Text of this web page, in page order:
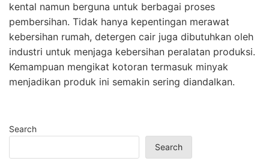
kental namun berguna untuk berbagai proses
pembersihan. Tidak hanya kepentingan merawat
kebersihan rumah, detergen cair juga dibutuhkan oleh
industri untuk menjaga kebersihan peralatan produksi.
Kemampuan mengikat kotoran termasuk minyak
menjadikan produk ini semakin sering diandalkan.
Search
Search